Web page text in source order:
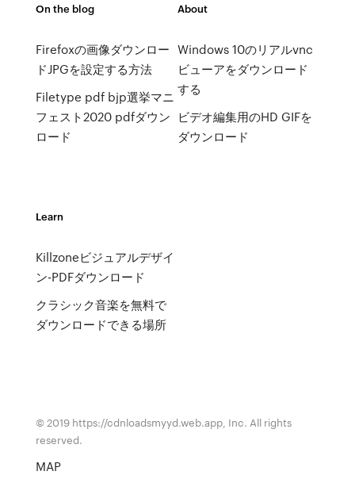
On the blog
Firefoxの画像ダウンロー
ドJPGを設定する方法
Filetype pdf bjp選挙マニ
フェスト2020 pdfダウン
ロード
About
Windows 10のリアルvnc
ビューアをダウンロード
する
ビデオ編集用のHD GIFを
ダウンロード
Learn
Killzoneビジュアルデザイ
ン-PDFダウンロード
クラシック音楽を無料で
ダウンロードできる場所
© 2019 https://cdnloadsmyyd.web.app, Inc. All rights
reserved.
MAP